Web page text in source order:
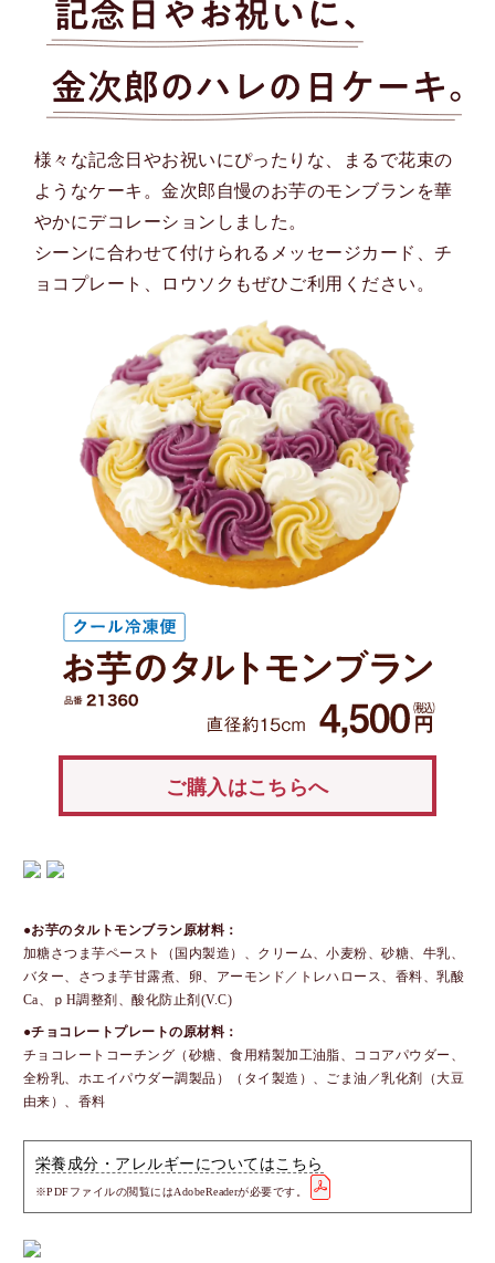
様々な記念日やお祝いにぴったりな、まるで花束の
ようなケーキ。金次郎自慢のお芋のモンブランを華
やかにデコレーションしました。
シーンに合わせて付けられるメッセージカード、チ
ョコプレート、ロウソクもぜひご利用ください。
ご購入はこちらへ
●お芋のタルトモンブラン原材料：
加糖さつま芋ペースト（国内製造）、クリーム、小麦粉、砂糖、牛乳、
バター、さつま芋甘露煮、卵、アーモンド／トレハロース、香料、乳酸
Ca、ｐH調整剤、酸化防止剤(V.C)
●チョコレートプレートの原材料：
チョコレートコーチング（砂糖、食用精製加工油脂、ココアパウダー、
全粉乳、ホエイパウダー調製品）（タイ製造）、ごま油／乳化剤（大豆
由来）、香料
栄養成分・アレルギーについてはこちら
※PDFファイルの閲覧にはAdobeReaderが必要です。